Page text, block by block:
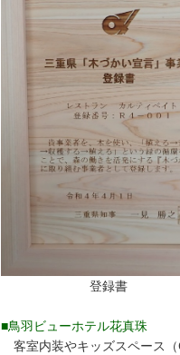
登録書 記念
■鳥羽ビューホテル花真珠
客室内装やキッズスペース